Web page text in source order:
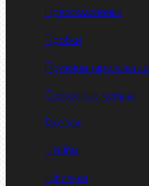
Пресс-масленки
Пробки
Пружины тарельчатые
Стопорные кольца
Такелаж
Шайбы
Шпильки